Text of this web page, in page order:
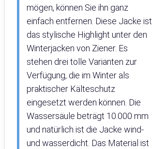
mögen, können Sie ihn ganz
einfach entfernen. Diese Jacke ist
das stylische Highlight unter den
Winterjacken von Ziener. Es
stehen drei tolle Varianten zur
Verfügung, die im Winter als
praktischer Kälteschutz
eingesetzt werden können. Die
Wassersäule beträgt 10.000 mm
und natürlich ist die Jacke wind-
und wasserdicht. Das Material ist